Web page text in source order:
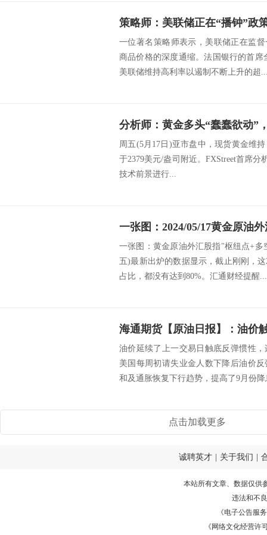
一位著名策略师表示，美联储正在监
商品价格的深度通缩。法国银行的首席
美联储维持高利率以遏制不断上升的超
周五(5月17日)亚市盘中，现货黄金维
于2379美元/盎司附近。FXStreet首席分
技术前景进行...
一张图：黄金原油外汇股指"枢纽点+多
五)最新出炉的数据显示，截止刚刚，
占比，都没有达到80%。汇通财经提醒...
油价延续了上一交易日触底反弹惯性
美国每周初请失业金人数下降后油价
和及通胀恢复下行趋势，提高了9月份
点击加载更多
诚聘英才 关于我们
本站所有文章、数据仅供
违法和不
《电子公告服务
《网络文化经营许